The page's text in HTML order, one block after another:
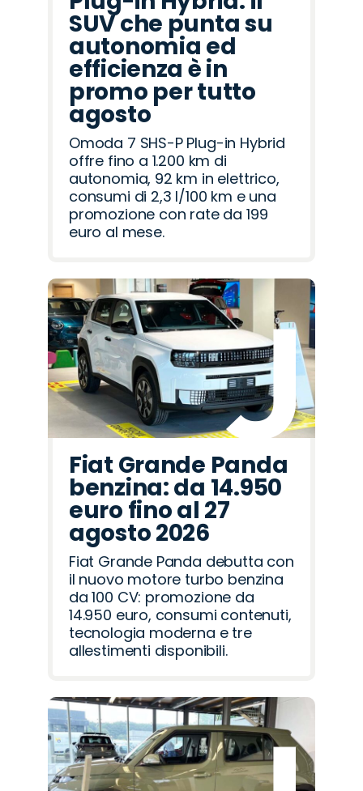
SUV che punta su
autonomia ed
efficienza è in
promo per tutto
agosto
Omoda 7 SHS-P Plug-in Hybrid
offre fino a 1.200 km di
autonomia, 92 km in elettrico,
consumi di 2,3 l/100 km e una
promozione con rate da 199
euro al mese.
Fiat Grande Panda
benzina: da 14.950
euro fino al 27
agosto 2026
Fiat Grande Panda debutta con
il nuovo motore turbo benzina
da 100 CV: promozione da
14.950 euro, consumi contenuti,
tecnologia moderna e tre
allestimenti disponibili.